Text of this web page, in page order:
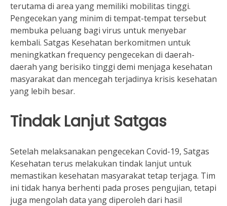
terutama di area yang memiliki mobilitas tinggi.
Pengecekan yang minim di tempat-tempat tersebut
membuka peluang bagi virus untuk menyebar
kembali. Satgas Kesehatan berkomitmen untuk
meningkatkan frequency pengecekan di daerah-
daerah yang berisiko tinggi demi menjaga kesehatan
masyarakat dan mencegah terjadinya krisis kesehatan
yang lebih besar.
Tindak Lanjut Satgas
Setelah melaksanakan pengecekan Covid-19, Satgas
Kesehatan terus melakukan tindak lanjut untuk
memastikan kesehatan masyarakat tetap terjaga. Tim
ini tidak hanya berhenti pada proses pengujian, tetapi
juga mengolah data yang diperoleh dari hasil